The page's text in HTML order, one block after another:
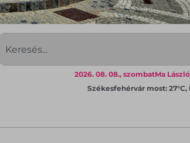
Ma
2026. 08. 08., szombat
Székesfehérvár most: